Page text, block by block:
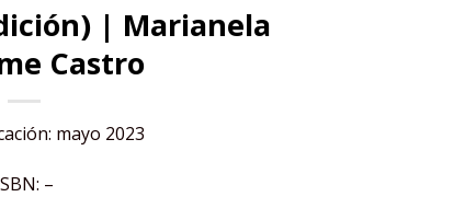
| Marianela
Castro
mayo 2023
–